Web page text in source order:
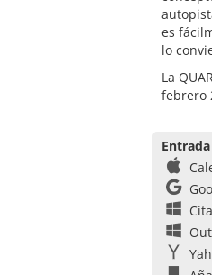
es
lo
La
febrero